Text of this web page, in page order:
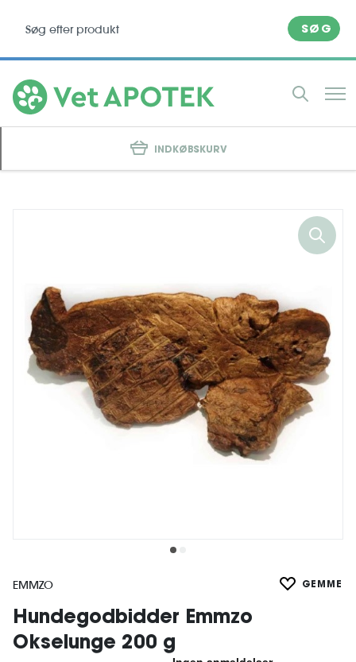
SØG
INDKØBSKURV
EMMZO GEMME
Hundegodbidder Emmzo
Okselunge 200 g